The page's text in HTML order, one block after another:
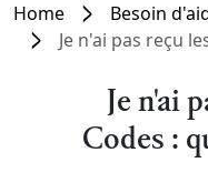
Home Besoin
Je n'ai pas reçu
Je n'ai
Codes :